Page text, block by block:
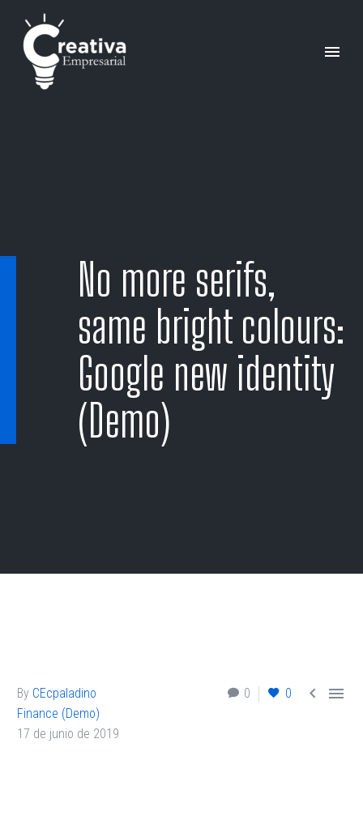
No more serifs,
same bright colours:
Google new identity
(Demo)
0 0  
By CEcpaladino
Finance (Demo)
17 de junio de 2019